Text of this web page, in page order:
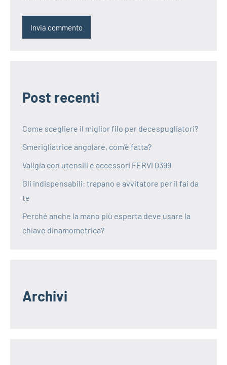
Post recenti
Come scegliere il miglior filo per decespugliatori?
Smerigliatrice angolare, com’è fatta?
Valigia con utensili e accessori FERVI 0399
Gli indispensabili: trapano e avvitatore per il fai da
te
Perché anche la mano più esperta deve usare la
chiave dinamometrica?
Archivi